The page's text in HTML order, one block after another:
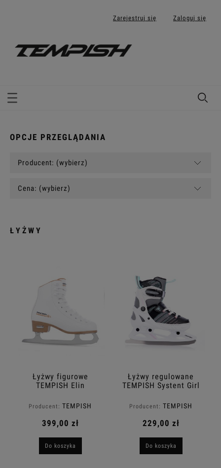
Zarejestruj się Zaloguj się
OPCJE PRZEGLĄDANIA
Producent: (wybierz)
Cena: (wybierz)
ŁYŻWY
Łyżwy figurowe
TEMPISH Elin
Producent: TEMPISH
399,00 zł
Do koszyka
Łyżwy regulowane
TEMPISH Systent Girl
Producent: TEMPISH
229,00 zł
Do koszyka